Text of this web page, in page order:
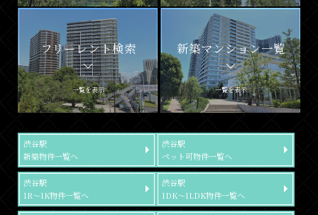
フリーレント検索
一覧を表示
新築マンション一覧
一覧を表示
渋谷駅
新築物件一覧へ
渋谷駅
ペット可物件一覧へ
渋谷駅
1R～1K物件一覧へ
渋谷駅
1DK～1LDK物件一覧へ